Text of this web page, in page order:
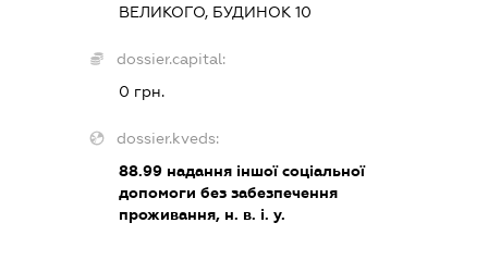
ВЕЛИКОГО, БУДИНОК 10
dossier.capital:
0 грн.
dossier.kveds:
88.99надання іншої соціальної
допомоги без забезпечення
проживання, н. в. і. у.